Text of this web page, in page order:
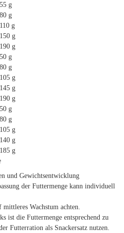
55 g
80 g
110 g
150 g
190 g
50 g
80 g
105 g
145 g
190 g
50 g
80 g
105 g
140 g
185 g
und Gewichtsentwicklung
der Futtermenge kann individuell
Wachstum achten.
ist die Futtermenge entsprechend zu
Futterration als Snackersatz nutzen.